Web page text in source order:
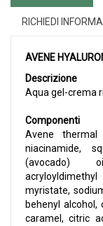
RICHIEDI
AVENE
Descrizione
Aqua gel-crema
Componenti
Avene
niacinamide,
(avocado)
myristate,
behenyl alcohol,
caramel, citric